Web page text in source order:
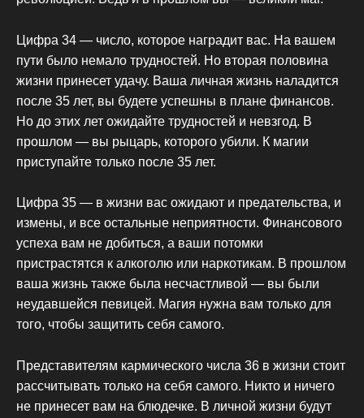
Цифра 34 — число, которое наградит вас. На вашем
пути было немало трудностей. Но вторая половина
жизни принесет удачу. Ваша личная жизнь наладится
после 35 лет, вы будете успешны в плане финансов.
Но до этих лет ожидайте трудностей и невзгод. В
прошлом — вы рыцарь, которого убили. К магии
приступайте только после 35 лет.
Цифра 35 — в жизни вас ожидают и предательства, и
измены, и все остальные неприятности. Финансового
успеха вам не добиться, а ваши потомки
пристрастятся к алкоголю или наркотикам. В прошлом
ваша жизнь также была несчастливой — вы были
неудавшейся певицей. Магия нужна вам только для
того, чтобы защитить себя самого.
Представителям кармического числа 36 в жизни стоит
рассчитывать только на себя самого. Никто и ничего
не принесет вам на блюдечке. В личной жизни будут